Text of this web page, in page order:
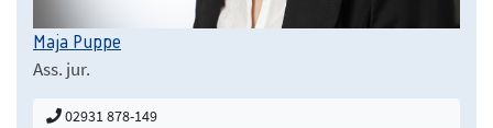
Maja Puppe
Ass. jur.
02931 878-149